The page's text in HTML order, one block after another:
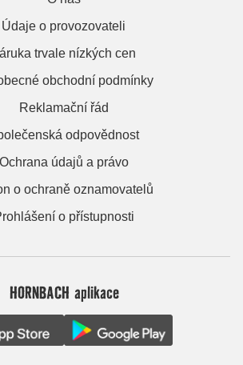
Údaje o provozovateli
trvale nízkých cen
obchodní podmínky
Reklamační řád
odpovědnost
Ochrana údajů a právo
o ochraně oznamovatelů
o přístupnosti
HORNBACH aplikace